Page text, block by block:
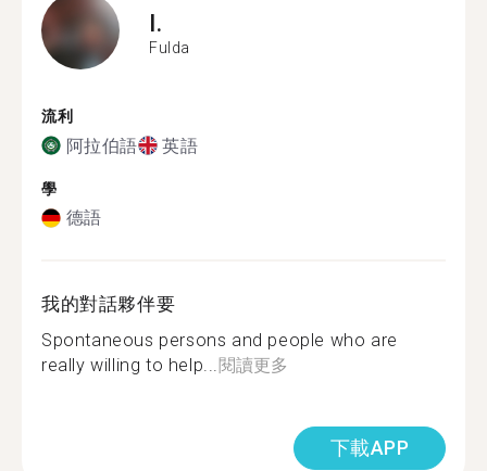
I.
Fulda
流利
阿拉伯語 英語
學
德語
我的對話夥伴要
Spontaneous persons and people who are
really willing to help...閱讀更多
下載APP